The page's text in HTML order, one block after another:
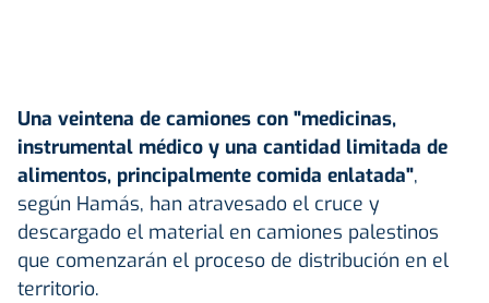
Una veintena de camiones con "medicinas,
instrumental médico y una cantidad limitada de
alimentos, principalmente comida enlatada",
según Hamás, han atravesado el cruce y
descargado el material en camiones palestinos
que comenzarán el proceso de distribución en el
territorio.